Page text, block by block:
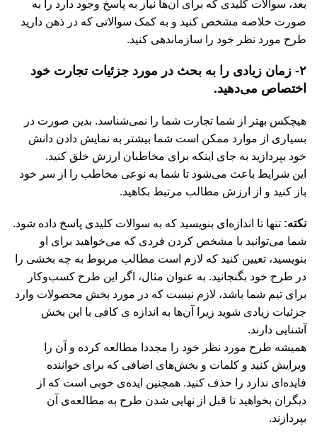
بعد، سوالات کلیدی که برای آن‌ها نیاز به پاسخ وجود دارد را به
صورت خلاصه مشخص کنید و به کمک سوالاتی که در ذهن دارید
طرح مورد نظر خود را سازماندهی کنید.
۲- زمان زیادی را به بحث در مورد جزئیات تجارت خود
اختصاص می‌دهید.
هیچکس بهتر از شما تجارت شما را نمی‌شناسد. بدین صورت در
بسیاری از موارد ممکن است شما بیشتر به نمایش دادن دانش
خود بپردازید به جای اینکه برای مخاطبان ارزش خلق کنید.
این شرایط باعث می‌شود تا شما به نوعی مخاطب را از سر خود
باز کنید و از ارزش مطالب مرتبط بکاهید.
نکته: تنها تا اندازه‌ای بنویسید که به سوالات کلیدی پاسخ داده شود.
شما می‌توانید با مشخص کردن فردی که می‌خواهید برای او
بنویسید، تعیین کنید که لازم است مطالب مربوط به چه بخشی را
در طرح خود بگنجانید. به عنوان مثال، اگر این طرح کسب‌وکار
برای تیم شما باشد، لازم نیست که در مورد بخش محصولات وارد
جزئیات زیادی شوید زیرا آن‌ها به اندازه ی کافی با این بخش
آشنایی دارند.
همیشه طرح مورد نظر خود را مجددا مطالعه کرده و آن را
ویرایش کنید و کلمات و بخش‌های اضافی که برای خواننده
فایده‌ای ندارد را حذف کنید. همچنین ایده‌ی خوبی است که از
دیگران بخواهید تا قبل از نهایی شدن طرح به مطالعه‌ی آن
بپردازند.